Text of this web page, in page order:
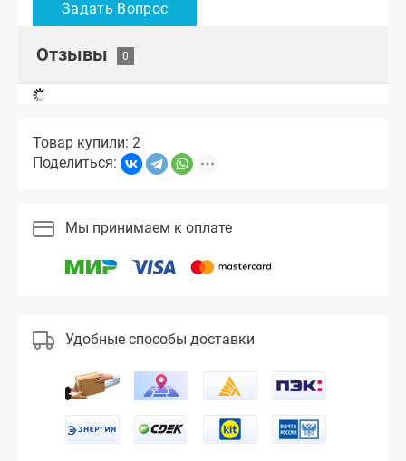
Отзывы
Товар купили: 2
Поделиться:
Мы принимаем к оплате
Удобные способы доставки